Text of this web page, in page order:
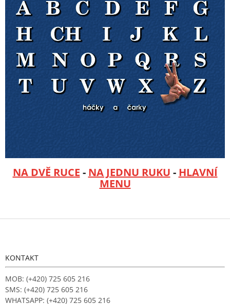
NA DVĚ RUCE - NA JEDNU RUKU - HLAVNÍ
MENU
Z
KONTAKT
MOB: (+420) 725 605 216
SMS: (+420) 725 605 216
WHATSAPP: (+420) 725 605 216